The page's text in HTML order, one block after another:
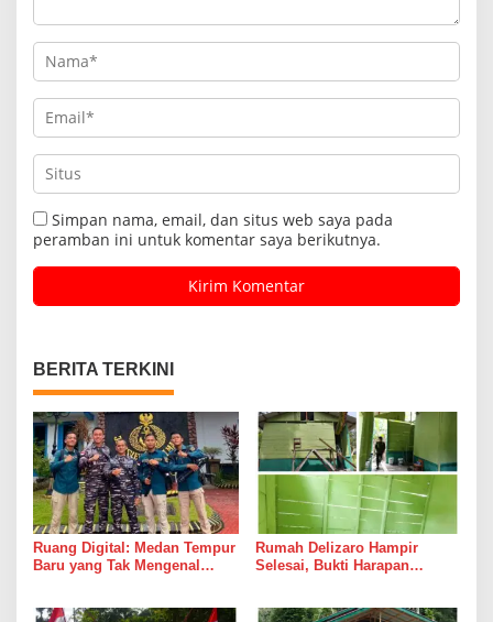
Simpan nama, email, dan situs web saya pada
peramban ini untuk komentar saya berikutnya.
BERITA TERKINI
Ruang Digital: Medan Tempur
Baru yang Tak Mengenal
Rumah Delizaro Hampir
Selesai, Bukti Harapan